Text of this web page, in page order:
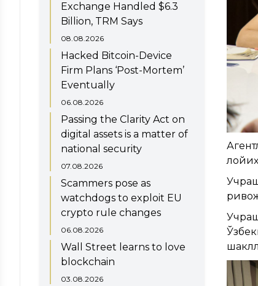
Exchange Handled $6.3
Billion, TRM Says
08.08.2026
Hacked Bitcoin-Device
Firm Plans ‘Post-Mortem’
Eventually
06.08.2026
Passing the Clarity Act on
digital assets is a matter of
national security
07.08.2026
Scammers pose as
watchdogs to exploit EU
crypto rule changes
06.08.2026
Wall Street learns to love
blockchain
03.08.2026